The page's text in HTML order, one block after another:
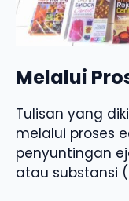
Melalui
Tulisan yang
melalui proses
penyuntingan
atau substansi